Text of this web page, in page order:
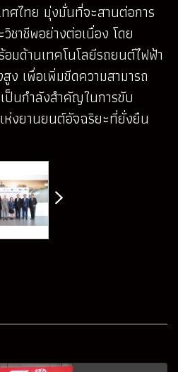
ศไทย มุ่งมั่นที่จะสานต่อการ
าชีพอย่างต่อเนื่อง โดย
มด้านเทคโนโลยีรถยนต์ไฟฟ้า
ง เพื่อเพิ่มขีดความสามารถ
ป็นกำลังสำคัญในการขับ
งยานยนต์อัจฉริยะที่ยั่งยืน